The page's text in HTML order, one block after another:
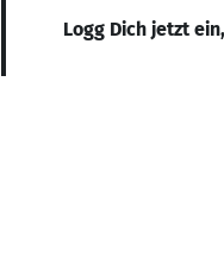
Logg Dich jetzt